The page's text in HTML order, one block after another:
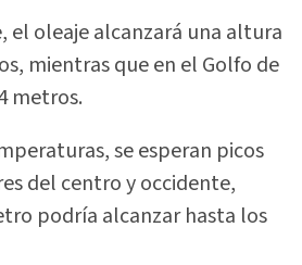
el oleaje alcanzará una altura
mientras que en el Golfo de
metros.
se esperan picos
del centro y occidente,
podría alcanzar hasta los